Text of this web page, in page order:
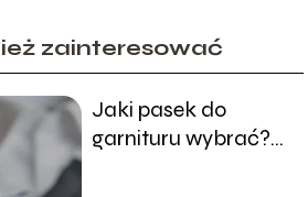
zainteresować
Jaki pasek do
garnituru wybrać?